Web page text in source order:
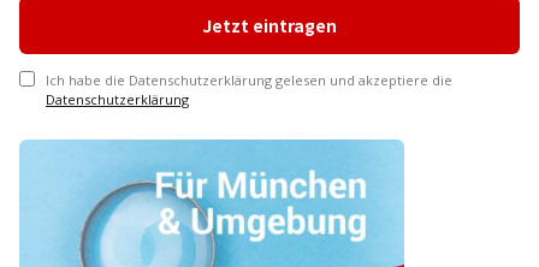
Ich habe die Datenschutzerklärung gelesen und akzeptiere die
Datenschutzerklärung